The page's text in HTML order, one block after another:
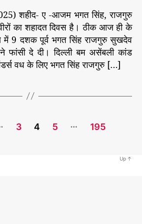
सु
ख
दे
व
ब
शहीद- ए -आजम भगत सिंह, राजगुरु
का शहादत दिवस है। ठीक आज ही के
में 9 दशक पूर्व भगत सिंह राजगुरु सुखदेव
फांसी दे दी। दिल्ली बम असेंबली कांड
वध के लिए भगत सिंह राजगुरु […]
3 4 5 …
195
Up ↑